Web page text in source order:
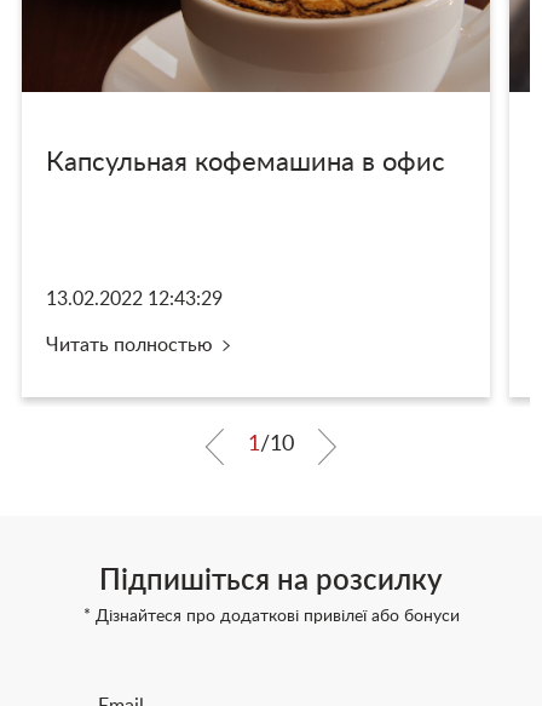
Капсульная кофемашина в офис
13.02.2022 12:43:29
Читать полностью
1/10
Підпишіться на розсилку
* Дізнайтеся про додаткові привілеї або бонуси